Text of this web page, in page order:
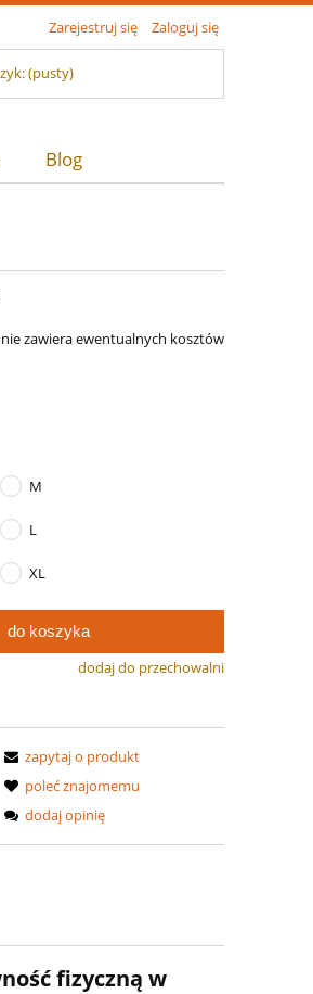
Zarejestruj się Zaloguj się
(pusty)
Blog
zawiera ewentualnych kosztów
M
L
XL
do koszyka
dodaj do przechowalni
zapytaj o produkt
poleć znajomemu
dodaj opinię
fizyczną w